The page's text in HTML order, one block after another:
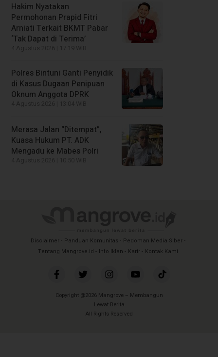
Hakim Nyatakan
Permohonan Prapid Fitri
Arniati Terkait BKMT Pabar
‘Tak Dapat di Terima’
Polres Bintuni Ganti Penyidik
di Kasus Dugaan Penipuan
Oknum Anggota DPRK
Merasa Jalan “Ditempat”,
Kuasa Hukum PT. ADK
Mengadu ke Mabes Polri
Disclaimer Panduan Komunitas
Pedoman Media Siber
Tentang Mangrove.id
Info Iklan Karir Kontak Kami
Copyright @2026 Mangrove – Membangun
Lewat Berita
All Rights Reserved